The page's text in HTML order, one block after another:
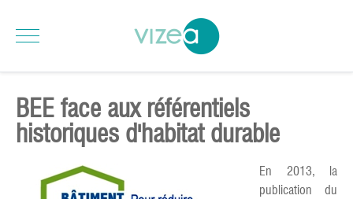
BEE face aux référentiels
historiques d'habitat durable
En 2013, la
publication du